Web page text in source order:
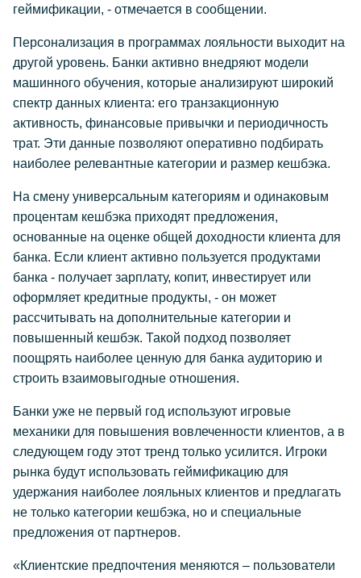
геймификации, - отмечается в сообщении.
Персонализация в программах лояльности выходит на
другой уровень. Банки активно внедряют модели
машинного обучения, которые анализируют широкий
спектр данных клиента: его транзакционную
активность, финансовые привычки и периодичность
трат. Эти данные позволяют оперативно подбирать
наиболее релевантные категории и размер кешбэка.
На смену универсальным категориям и одинаковым
процентам кешбэка приходят предложения,
основанные на оценке общей доходности клиента для
банка. Если клиент активно пользуется продуктами
банка - получает зарплату, копит, инвестирует или
оформляет кредитные продукты, - он может
рассчитывать на дополнительные категории и
повышенный кешбэк. Такой подход позволяет
поощрять наиболее ценную для банка аудиторию и
строить взаимовыгодные отношения.
Банки уже не первый год используют игровые
механики для повышения вовлеченности клиентов, а в
следующем году этот тренд только усилится. Игроки
рынка будут использовать геймификацию для
удержания наиболее лояльных клиентов и предлагать
не только категории кешбэка, но и специальные
предложения от партнеров.
«Клиентские предпочтения меняются – пользователи